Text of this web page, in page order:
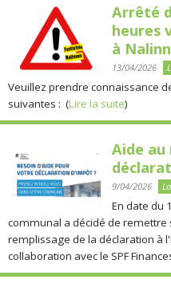
Arrêté
heures
à
13/04/2026
Veuillez prendre connaissance
suivantes : (Lire la suite)
Aide au
9/04/2026
En date du
communal a décidé de
remplissage de la déclaration à
collaboration avec le SPF